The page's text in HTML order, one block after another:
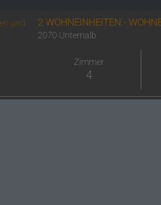
2 WOHNEINHEITEN -
2070 Unternalb
Zimmer
4